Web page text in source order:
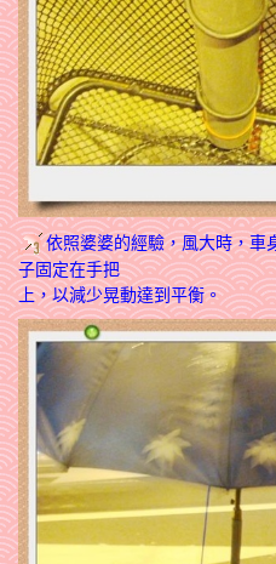
依照婆婆的經驗，風大時，車
子固定在手把
上，以減少晃動達到平衡。